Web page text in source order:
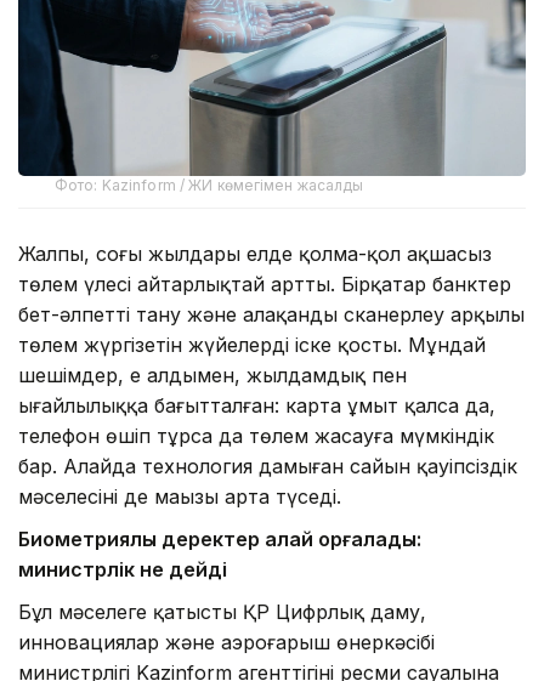
Фото: Kazinform / ЖИ көмегімен жасалды
Жалпы, соңғы жылдары елде қолма-қол ақшасыз
төлем үлесі айтарлықтай артты. Бірқатар банктер
бет-әлпетті тану және алақанды сканерлеу арқылы
төлем жүргізетін жүйелерді іске қосты. Мұндай
шешімдер, ең алдымен, жылдамдық пен
ыңғайлылыққа бағытталған: карта ұмыт қалса да,
телефон өшіп тұрса да төлем жасауға мүмкіндік
бар. Алайда технология дамыған сайын қауіпсіздік
мәселесінің де маңызы арта түседі.
Биометриялық деректер қалай қорғалады:
министрлік не дейді
Бұл мәселеге қатысты ҚР Цифрлық даму,
инновациялар және аэроғарыш өнеркәсібі
министрлігі Kazinform агенттігінің ресми сауалына